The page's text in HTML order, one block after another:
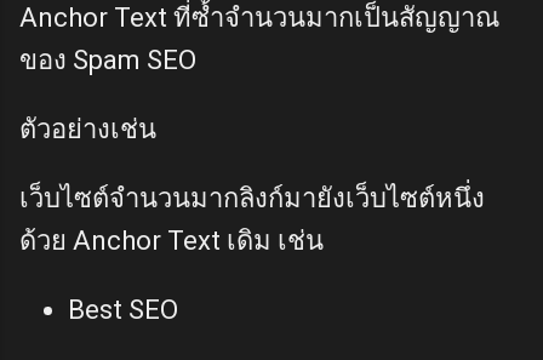
Anchor Text ที่ซ้ำจำนวนมากเป็นสัญญาณ
ของ Spam SEO
ตัวอย่างเช่น
เว็บไซต์จำนวนมากลิงก์มายังเว็บไซต์หนึ่ง
ด้วย Anchor Text เดิม เช่น
Best SEO